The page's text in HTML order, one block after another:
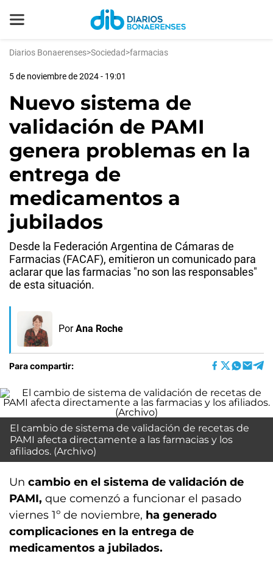
Diarios Bonaerenses>Sociedad>farmacias
5 de noviembre de 2024 - 19:01
Nuevo sistema de
validación de PAMI
genera problemas en la
entrega de
medicamentos a
jubilados
Desde la Federación Argentina de Cámaras de
Farmacias (FACAF), emitieron un comunicado para
aclarar que las farmacias "no son las responsables"
de esta situación.
Por Ana Roche
Para compartir:
El cambio de sistema de validación de recetas de
PAMI afecta directamente a las farmacias y los
afiliados. (Archivo)
Un cambio en el sistema de validación de
PAMI, que comenzó a funcionar el pasado
viernes 1º de noviembre, ha generado
complicaciones en la entrega de
medicamentos a jubilados.